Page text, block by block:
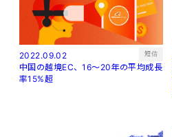
2022.09.02 短信
中国の越境EC、16～20年の平均成長
率15%超